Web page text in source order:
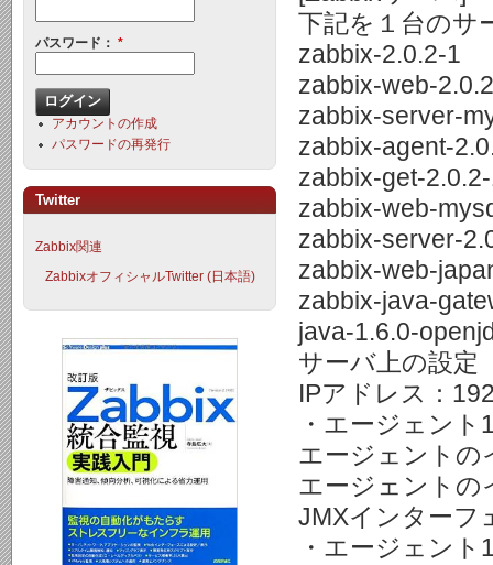
下記を１台のサ
zabbix-2.0.2-1
zabbix-web-
zabbix-server-
zabbix-agent-
zabbix-get-
zabbix-web-
zabbix-server-
zabbix-web-
zabbix-java-
java-1.6.0-
サーバ上の設定
IPアドレス：
・エージェン
エージェントの
エージェントの
JMXインターフ
・エージェン
パスワード： *
アカウントの作成
パスワードの再発行
Twitter
Zabbix関連
ZabbixオフィシャルTwitter (日本語)